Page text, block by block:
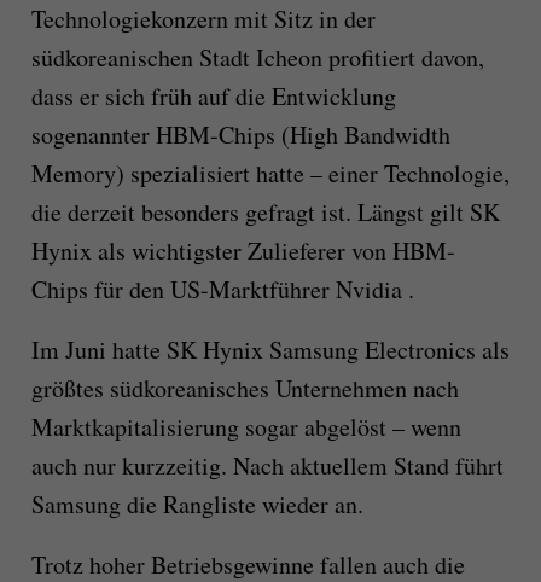
Technologiekonzern mit Sitz in der
südkoreanischen Stadt Icheon profitiert davon,
dass er sich früh auf die Entwicklung
sogenannter HBM-Chips (High Bandwidth
Memory) spezialisiert hatte – einer Technologie,
die derzeit besonders gefragt ist. Längst gilt SK
Hynix als wichtigster Zulieferer von HBM-
Chips für den US-Marktführer Nvidia .
Im Juni hatte SK Hynix Samsung Electronics als
größtes südkoreanisches Unternehmen nach
Marktkapitalisierung sogar abgelöst – wenn
auch nur kurzzeitig. Nach aktuellem Stand führt
Samsung die Rangliste wieder an.
Trotz hoher Betriebsgewinne fallen auch die